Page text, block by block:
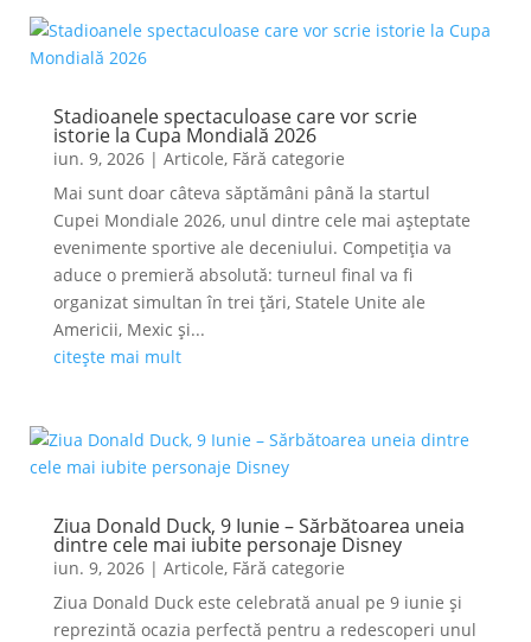
Stadioanele spectaculoase care vor scrie
istorie la Cupa Mondială 2026
iun. 9, 2026| Articole, Fără categorie
Mai sunt doar câteva săptămâni până la startul
Cupei Mondiale 2026, unul dintre cele mai așteptate
evenimente sportive ale deceniului. Competiția va
aduce o premieră absolută: turneul final va fi
organizat simultan în trei țări, Statele Unite ale
Americii, Mexic și...
citește mai mult
Ziua Donald Duck, 9 Iunie – Sărbătoarea uneia
dintre cele mai iubite personaje Disney
iun. 9, 2026| Articole, Fără categorie
Ziua Donald Duck este celebrată anual pe 9 iunie și
reprezintă ocazia perfectă pentru a redescoperi unul